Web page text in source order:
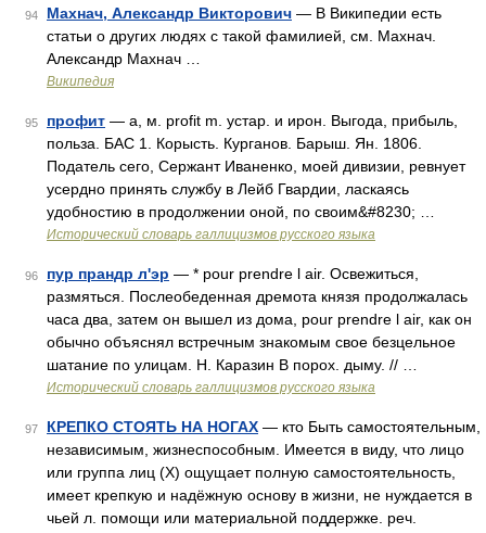
94 Махнач, Александр Викторович — В Википедии есть
статьи о других людях с такой фамилией, см. Махнач.
Александр Махнач …
Википедия
95 профит — а, м. profit m. устар. и ирон. Выгода, прибыль,
польза. БАС 1. Корысть. Курганов. Барыш. Ян. 1806.
Податель сего, Сержант Иваненко, моей дивизии, ревнует
усердно принять службу в Лейб Гвардии, ласкаясь
удобностию в продолжении оной, по своим&#8230; …
Исторический словарь галлицизмов русского языка
96 пур прандр л'эр — * pour prendre l air. Освежиться,
размяться. Послеобеденная дремота князя продолжалась
часа два, затем он вышел из дома, pour prendre l air, как он
обычно объяснял встречным знакомым свое безцельное
шатание по улицам. Н. Каразин В порох. дыму. // …
Исторический словарь галлицизмов русского языка
97 КРЕПКО СТОЯТЬ НА НОГАХ — кто Быть самостоятельным,
независимым, жизнеспособным. Имеется в виду, что лицо
или группа лиц (Х) ощущает полную самостоятельность,
имеет крепкую и надёжную основу в жизни, не нуждается в
чьей л. помощи или материальной поддержке. реч.